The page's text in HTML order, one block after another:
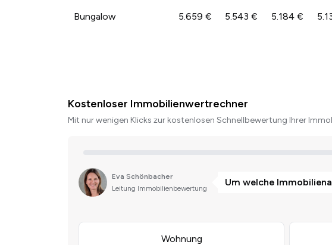
Bungalow 5.659 € 5.543 € 5.184 €
Kostenloser Immobilienwertrechner
Mit nur wenigen Klicks zur kostenlosen Schnellbewertung Ihrer